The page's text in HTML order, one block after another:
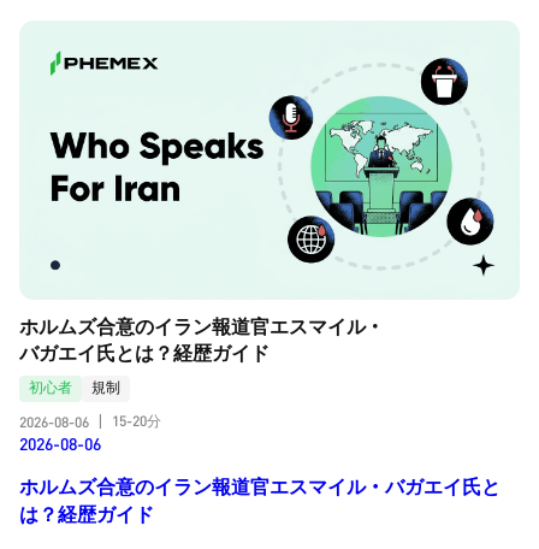
ホルムズ合意のイラン報道官エスマイル・
バガエイ氏とは？経歴ガイド
初心者
規制
2026-08-06
15-20分
2026-08-06
ホルムズ合意のイラン報道官エスマイル・バガエイ氏と
は？経歴ガイド